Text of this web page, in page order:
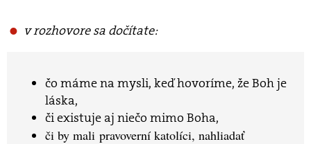
v rozhovore sa dočítate:
čo máme na mysli, keď hovoríme, že Boh je
láska,
či existuje aj niečo mimo Boha,
či by mali pravoverní katolíci, nahliadať